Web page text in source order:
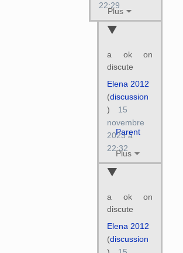
Plus
22:29
a ok on
discute
Parent
Plus
Elena 2012
(discussion
)
15
novembre
2023 à
22:32
a ok on
discute
Elena 2012
(discussion